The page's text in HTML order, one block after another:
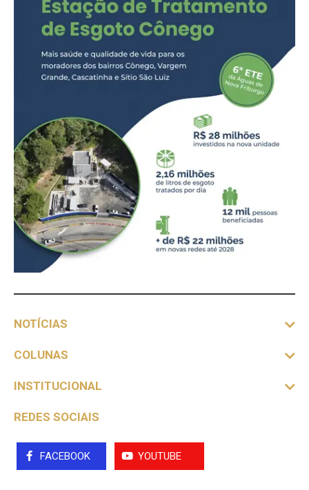
NOTÍCIAS
COLUNAS
INSTITUCIONAL
REDES SOCIAIS
FACEBOOK YOUTUBE